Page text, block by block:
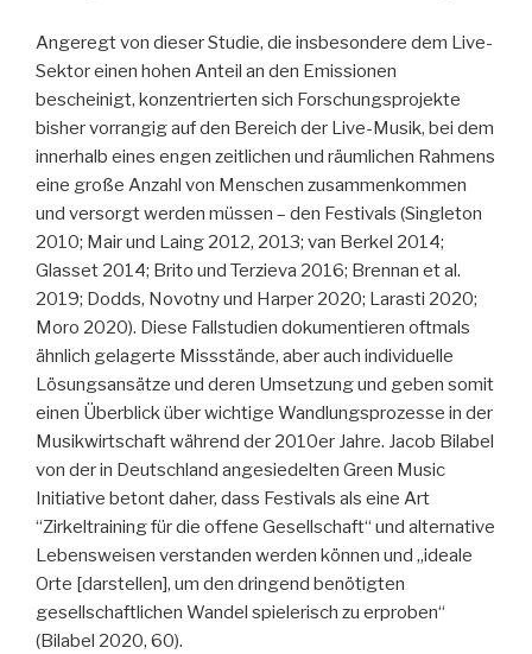
Angeregt von dieser Studie, die insbesondere dem Live-
Sektor einen hohen Anteil an den Emissionen
bescheinigt, konzentrierten sich Forschungsprojekte
bisher vorrangig auf den Bereich der Live-Musik, bei dem
innerhalb eines engen zeitlichen und räumlichen Rahmens
eine große Anzahl von Menschen zusammenkommen
und versorgt werden müssen – den Festivals (Singleton
2010; Mair und Laing 2012, 2013; van Berkel 2014;
Glasset 2014; Brito und Terzieva 2016; Brennan et al.
2019; Dodds, Novotny und Harper 2020; Larasti 2020;
Moro 2020). Diese Fallstudien dokumentieren oftmals
ähnlich gelagerte Missstände, aber auch individuelle
Lösungsansätze und deren Umsetzung und geben somit
einen Überblick über wichtige Wandlungsprozesse in der
Musikwirtschaft während der 2010er Jahre. Jacob Bilabel
von der in Deutschland angesiedelten Green Music
Initiative betont daher, dass Festivals als eine Art
“Zirkeltraining für die offene Gesellschaft“ und alternative
Lebensweisen verstanden werden können und „ideale
Orte [darstellen], um den dringend benötigten
gesellschaftlichen Wandel spielerisch zu erproben“
(Bilabel 2020, 60).